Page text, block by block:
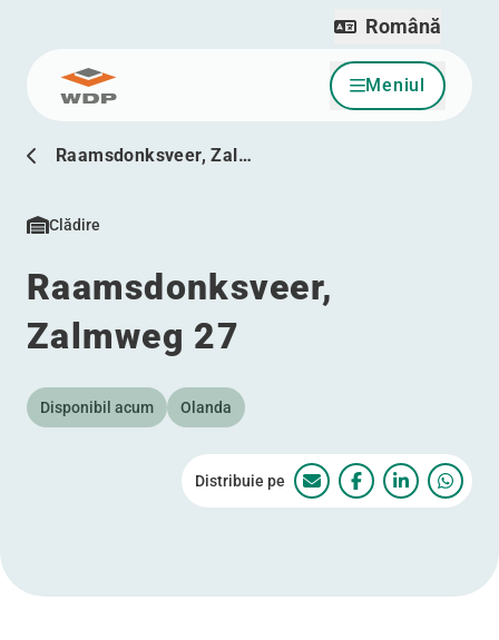
Sari la conținut Meniul
Română
Raamsdonksveer, Zal…
Clădire
Raamsdonksveer,
Zalmweg 27
Disponibil acum Olanda
Distribuie pe Raamsdonksveer,